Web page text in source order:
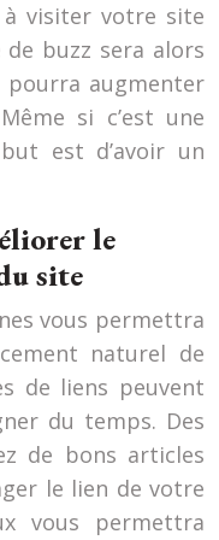
visiter votre site
buzz sera alors
pourra augmenter
si c’est une
est d’avoir un
le
site
vous permettra
naturel de
de liens peuvent
du temps. Des
de bons articles
le lien de votre
vous permettra